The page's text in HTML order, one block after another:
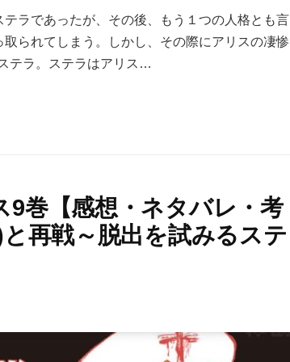
ラであったが、その後、もう１つの人格とも言
られてしまう。しかし、その際にアリスの凄惨
テラ。ステラはアリス…
9巻【感想・ネタバレ・考
再戦～脱出を試みるステ